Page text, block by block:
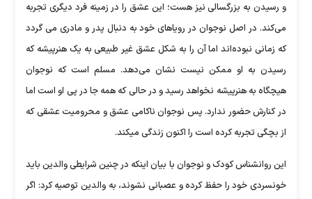
و رسیدن به بزرگسالی نیز هست؛ این عشق را در زمینه فرد دیگری تجربه
می‌کند. در اصل نوجوان در رویاهای خود به دنبال پدر و مادری می گردد
که زمانی نبوده‌اند اما آن را به شکل عشق غیر طبیعی به یک هنرپیشه که
رسیدن به او ممکن نیست نشان می‌دهد. مسلم است که نوجوان
هیچگاه به هنرپیشه نخواهد رسید و در حالی که همه جا در پی او است اما
در کنارش حضور ندارد. پس نوجوان ناکامی عشق و محرومیت عشقی که
از بچگی تجربه کرده‌ است را اکنون زندگی میکند.
این روانشناس کودک و نوجوان با بیان اینکه در چنین شرایطی والدین باید
خونسردی خود را حفظ کرده و عصبانی نشوند، به والدین توصیه کرد: اگر